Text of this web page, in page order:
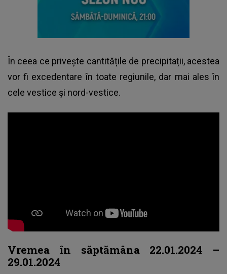
În ceea ce privește cantitățile de precipitații, acestea
vor fi excedentare în toate regiunile, dar mai ales în
cele vestice și nord-vestice.
Vremea în săptămâna 22.01.2024 –
29.01.2024